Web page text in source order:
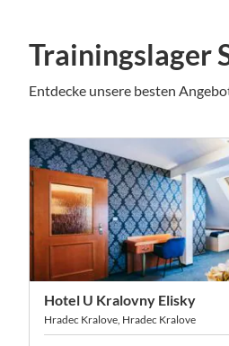
Trainingslager
Entdecke unsere besten
Hotel U Kralovny Elisky
Hradec Kralove, Hradec Kralove